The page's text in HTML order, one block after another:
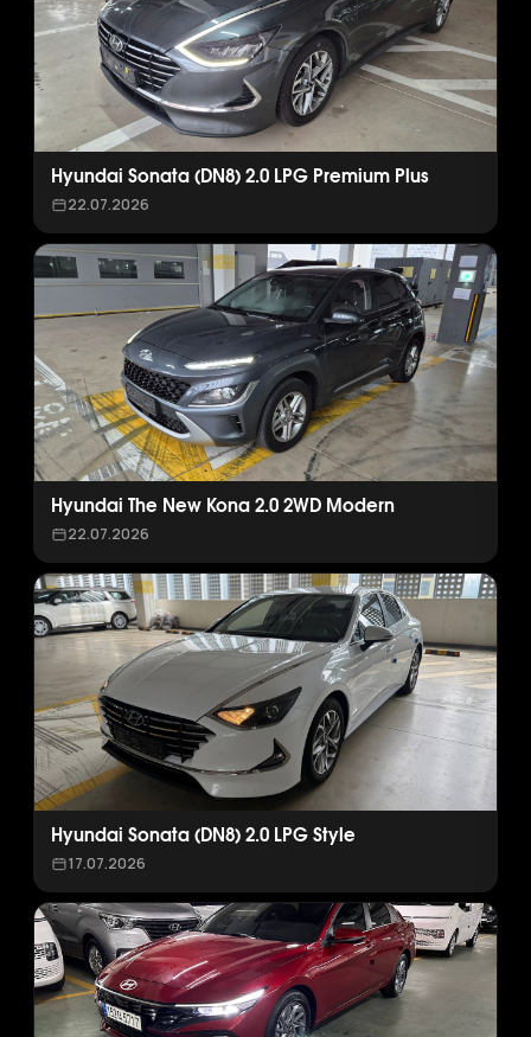
Hyundai Sonata (DN8) 2.0 LPG Premium Plus
22.07.2026
Hyundai The New Kona 2.0 2WD Modern
22.07.2026
Hyundai Sonata (DN8) 2.0 LPG Style
17.07.2026